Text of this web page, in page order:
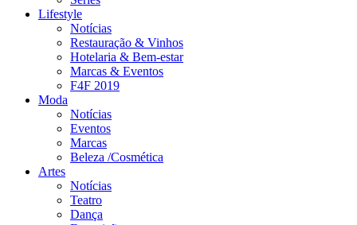
Lifestyle
Notícias
Restauração & Vinhos
Hotelaria & Bem-estar
Marcas & Eventos
F4F 2019
Moda
Notícias
Eventos
Marcas
Beleza /Cosmética
Artes
Notícias
Teatro
Dança